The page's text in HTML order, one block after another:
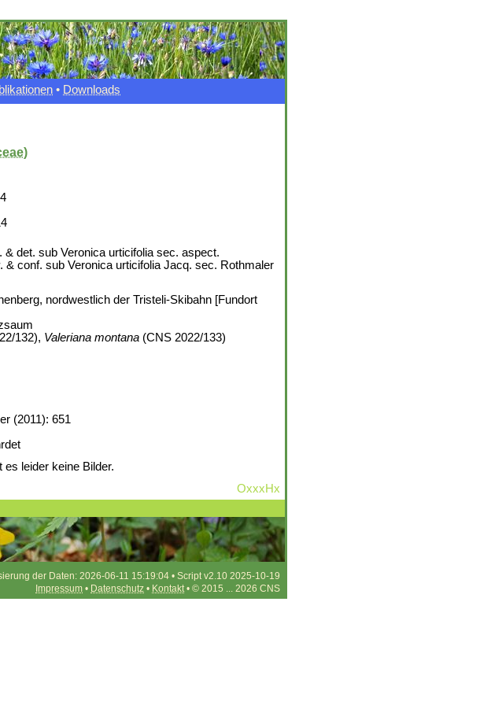
• Downloads
det. sub Veronica urticifolia sec. aspect.
conf. sub Veronica urticifolia Jacq. sec. Rothmaler
nordwestlich der Tristeli-Skibahn [Fundort
132), Valeriana montana (CNS 2022/133)
(2011): 651
leider keine Bilder.
OxxxHx
der Daten: 2026-06-11 15:19:04 • Script v2.10 2025-10-19
Impressum • Datenschutz • Kontakt• © 2015 ... 2026 CNS